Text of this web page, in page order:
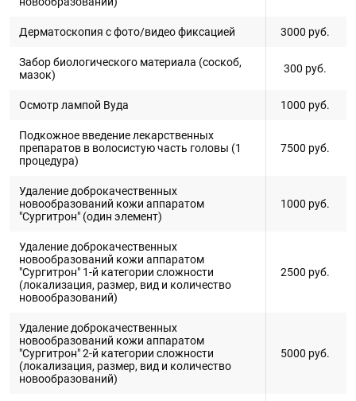
Дерматоскопия с фото/видео фиксацией 3000 руб.
Забор биологического материала (соскоб,
мазок)
300 руб.
Осмотр лампой Вуда 1000 руб.
Подкожное введение лекарственных
препаратов в волосистую часть головы (1
процедура)
7500 руб.
Удаление доброкачественных
новообразований кожи аппаратом
"Сургитрон" (один элемент)
1000 руб.
Удаление доброкачественных
новообразований кожи аппаратом
"Сургитрон" 1-й категории сложности
(локализация, размер, вид и количество
новообразований)
2500 руб.
Удаление доброкачественных
новообразований кожи аппаратом
"Сургитрон" 2-й категории сложности
(локализация, размер, вид и количество
новообразований)
5000 руб.